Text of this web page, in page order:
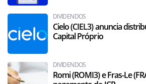
DIVIDENDOS
Cielo (CIEL3) anuncia
Capital Próprio
DIVIDENDOS
Romi (ROMI3) e Fras-Le